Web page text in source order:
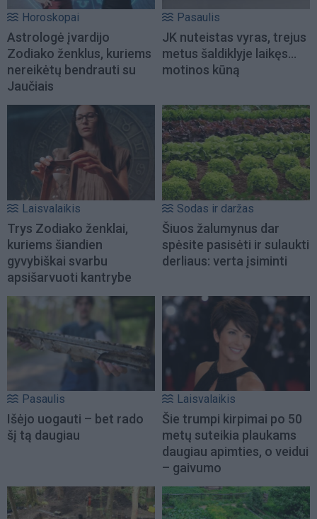
Horoskopai
Astrologė įvardijo
Zodiako ženklus, kuriems
nereikėtų bendrauti su
Jaučiais
Pasaulis
JK nuteistas vyras, trejus
metus šaldiklyje laikęs...
motinos kūną
Laisvalaikis
Trys Zodiako ženklai,
kuriems šiandien
gyvybiškai svarbu
apsišarvuoti kantrybe
Sodas ir daržas
Šiuos žalumynus dar
spėsite pasisėti ir sulaukti
derliaus: verta įsiminti
Pasaulis
Išėjo uogauti – bet rado
šį tą daugiau
Laisvalaikis
Šie trumpi kirpimai po 50
metų suteikia plaukams
daugiau apimties, o veidui
– gaivumo